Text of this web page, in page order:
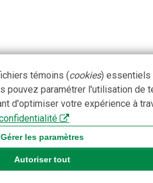
témoins (cookies) essentiels
pouvez paramétrer l'utilisation de
d'optimiser votre expérience à
Gérer les paramètres
Autoriser tout